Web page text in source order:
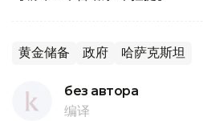
黄金储备 政府 哈萨克斯坦
без автора
编译